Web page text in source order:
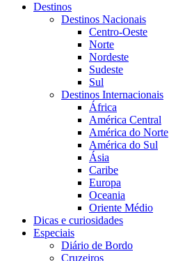
Destinos
Destinos Nacionais
Centro-Oeste
Norte
Nordeste
Sudeste
Sul
Destinos Internacionais
África
América Central
América do Norte
América do Sul
Ásia
Caribe
Europa
Oceania
Oriente Médio
Dicas e curiosidades
Especiais
Diário de Bordo
Cruzeiros